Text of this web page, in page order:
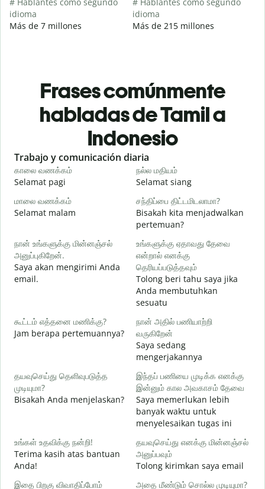
idioma
Más de 7 millones
idioma
Más de 215 millones
Frases comúnmente
habladas de Tamil a
Indonesio
Slide 1 of 6
Trabajo y comunicación diaria
காலை வணக்கம்
Selamat pagi
நல்ல மதியம்
Selamat siang
மாலை வணக்கம்
Selamat malam
சந்திப்பை திட்டமிடலாமா?
Bisakah kita menjadwalkan
pertemuan?
நான் உங்களுக்கு மின்னஞ்சல்
அனுப்புகிறேன்.
Saya akan mengirimi Anda
email.
உங்களுக்கு ஏதாவது தேவை
என்றால் எனக்கு
தெரியப்படுத்தவும்
Tolong beri tahu saya jika
Anda membutuhkan
sesuatu
கூட்டம் எத்தனை மணிக்கு?
Jam berapa pertemuannya?
நான் அதில் பணியாற்றி
வருகிறேன்
Saya sedang
mengerjakannya
தயவுசெய்து தெளிவுபடுத்த
முடியுமா?
Bisakah Anda menjelaskan?
இந்தப் பணியை முடிக்க எனக்கு
இன்னும் கால அவகாசம் தேவை
Saya memerlukan lebih
banyak waktu untuk
menyelesaikan tugas ini
உங்கள் உதவிக்கு நன்றி!
Terima kasih atas bantuan
Anda!
தயவுசெய்து எனக்கு மின்னஞ்சல்
அனுப்பவும்
Tolong kirimkan saya email
இதை பிறகு விவாதிப்போம்
அதை மீண்டும் சொல்ல முடியுமா?